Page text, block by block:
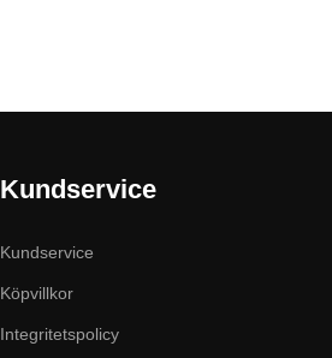
Kundservice
Kundservice
Köpvillkor
Integritetspolicy